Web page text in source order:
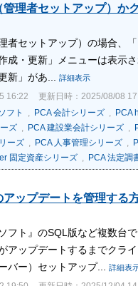
理者セットアップ）か
者セットアップ）の場合、
成・更新」メニューは表示
新」があ...
詳細表示
16:22 更新日時：2025/08/08
フト , PCA 会計シリーズ, PCA
ズ, PCA 建設業会計シリーズ,
ーズ, PCA 人事管理シリーズ,
固定資産シリーズ, PCA 法定調
ップデートを管理する
フト』のSQL版など複数台
アップデートするまでクラ
バー）セットアップ...
詳細表